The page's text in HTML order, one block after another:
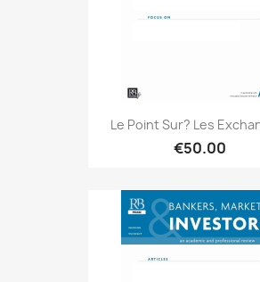
Le Point Sur? Les
€50.00